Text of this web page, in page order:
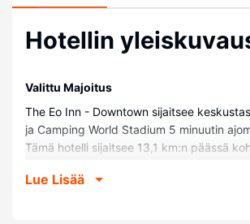
Hotellin
Valittu Majoitus
The Eo Inn - Downtown sijaitsee
ja Camping World Stadium 5 minuutin
Tämä hotelli sijaitsee 13,1 km:n päässä
Premium Outlets.
Lue Lisää